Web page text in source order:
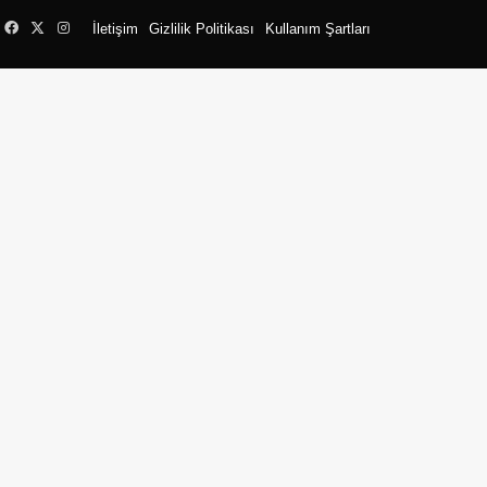
İletişim Gizlilik Politikası Kullanım Şartları
Facebook
X Instagram